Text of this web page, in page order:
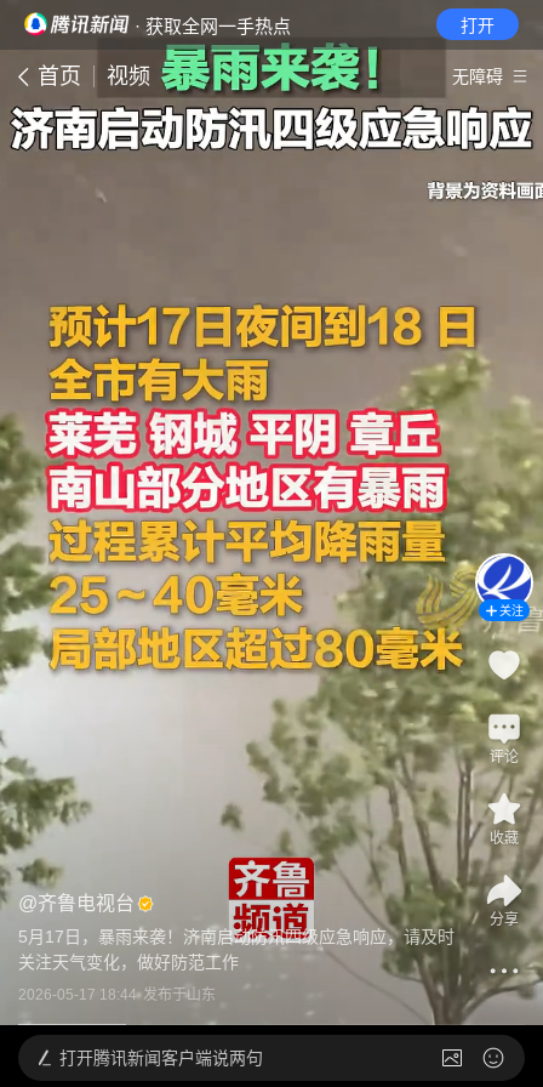
· 获取全网一手热点 打开
首页 视频 无障碍
@齐鲁电视台
5月17日，暴雨来袭！济南启动防汛四级应急响应，请及时
关注天气变化，做好防范工作
2026-05-17 18:44 发布于山东
关注
评论
收藏
分享
打开腾讯新闻客户端说两句